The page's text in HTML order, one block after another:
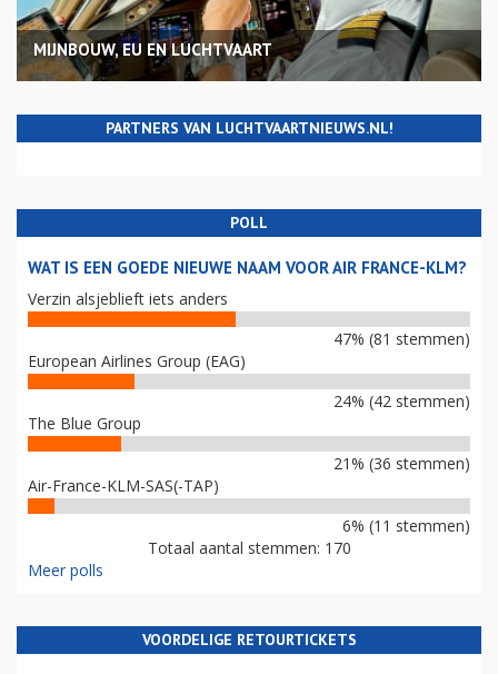
MIJNBOUW, EU EN LUCHTVAART
PARTNERS VAN LUCHTVAARTNIEUWS.NL!
POLL
WAT IS EEN GOEDE NIEUWE NAAM VOOR AIR FRANCE-KLM?
Verzin alsjeblieft iets anders
47% (81 stemmen)
European Airlines Group (EAG)
24% (42 stemmen)
The Blue Group
21% (36 stemmen)
Air-France-KLM-SAS(-TAP)
6% (11 stemmen)
Totaal aantal stemmen: 170
Meer polls
VOORDELIGE RETOURTICKETS